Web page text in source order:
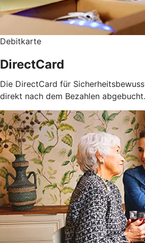
Debitkarte
DirectCard
Die DirectCard für
direkt nach dem Bezahlen abgebucht.